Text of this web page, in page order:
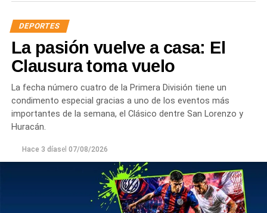
DEPORTES
La pasión vuelve a casa: El
Clausura toma vuelo
La fecha número cuatro de la Primera División tiene un
condimento especial gracias a uno de los eventos más
importantes de la semana, el Clásico dentre San Lorenzo y
Huracán.
Hace 3 díasel 07/08/2026